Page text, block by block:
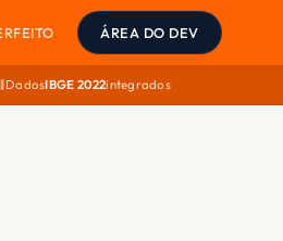
ÁREA DO DEV
DadosIBGE 2022integrados